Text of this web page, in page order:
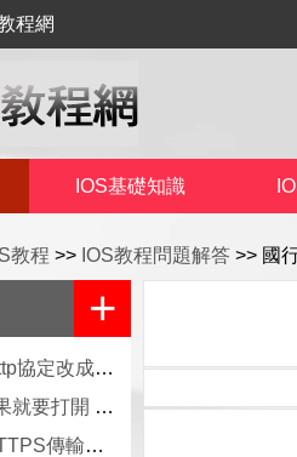
程網
IOS基礎知識
教程 >> IOS教程問題解答 >> 國
+
iOS9蘋果將原http協定改成了https協定的辦法
還有 13 天，蘋果就要打開 HTTP 大門了
蘋果強迫運用HTTPS傳輸後APP開發者需求做的事